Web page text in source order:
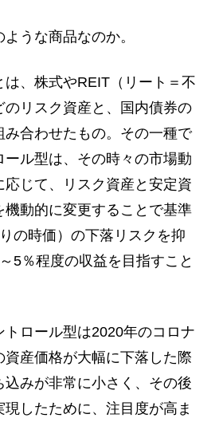
うな商品なのか。
は、株式やREIT（リート＝不
リスク資産と、国内債券の
み合わせたもの。その一種で
ール型は、その時々の市場動
応じて、リスク資産と安定資
機動的に変更することで基準
の時価）の下落リスクを抑
5％程度の収益を目指すこと
ロール型は2020年のコロナ
資産価格が大幅に下落した際
込みが非常に小さく、その後
現したために、注目度が高ま